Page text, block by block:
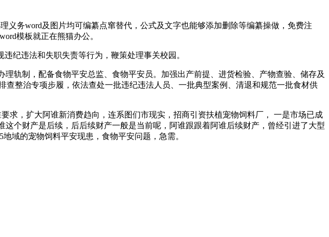
务word及图片均可编纂点窜替代，公式及文字也能够添加删除等编纂操做，免费注
模板就正在熊猫办公。
纪违法和失职失责等行为，鞭策处理事关校园。
制，配备食物平安总监、食物平安员。加强出产前提、进货检验、产物查验、储存及
整治专项步履，依法查处一批违纪违法人员、一批典型案例、清退和规范一批食材供
，扩大阿谁新消费趋向，连系图们市现实，招商引资扶植宠物饲料厂， 一是市场已成
个财产是后续，后后续财产一般是当前呢，阿谁跟跟着阿谁后续财产，曾经引进了大型
域的宠物饲料平安现患，食物平安问题，急需。